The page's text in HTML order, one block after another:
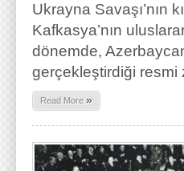
Ukrayna Savaşı’nın
Kafkasya’nın
dönemde,
gerçekleştirdiği resmi
Read More »